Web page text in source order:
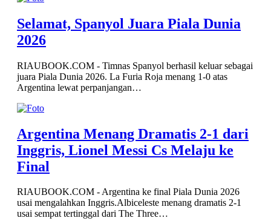
Selamat, Spanyol Juara Piala Dunia
2026
RIAUBOOK.COM - Timnas Spanyol berhasil keluar sebagai
juara Piala Dunia 2026. La Furia Roja menang 1-0 atas
Argentina lewat perpanjangan…
Argentina Menang Dramatis 2-1 dari
Inggris, Lionel Messi Cs Melaju ke
Final
RIAUBOOK.COM - Argentina ke final Piala Dunia 2026
usai mengalahkan Inggris.Albiceleste menang dramatis 2-1
usai sempat tertinggal dari The Three…